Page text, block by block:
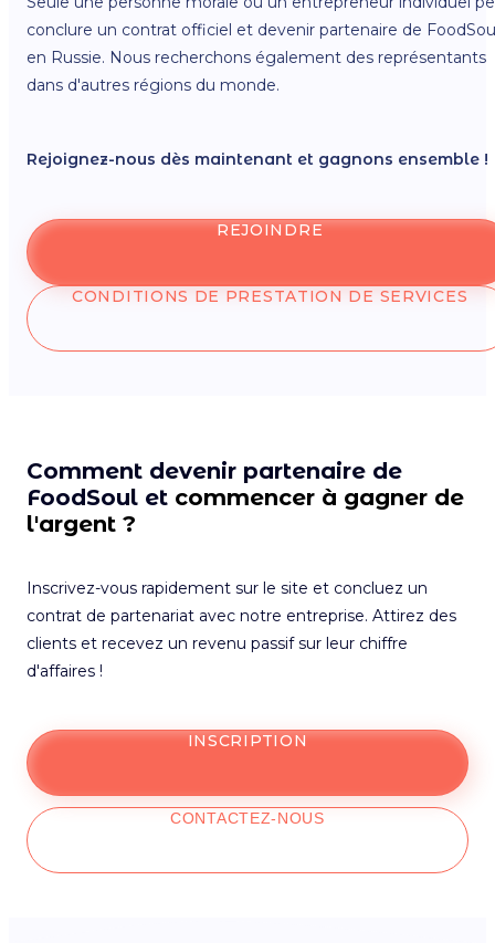
conclure un contrat officiel et devenir partenaire de
en Russie. Nous recherchons également des représentants
dans d'autres régions du monde.
Rejoignez-nous dès maintenant et gagnons ensemble !
REJOINDRE
CONDITIONS DE PRESTATION DE SERVICES
Comment devenir partenaire de
FoodSoul et commencer à gagner de
l'argent ?
Inscrivez-vous rapidement sur le site et concluez un
contrat de partenariat avec notre entreprise. Attirez des
clients et recevez un revenu passif sur leur chiffre
d'affaires !
INSCRIPTION
CONTACTEZ-NOUS